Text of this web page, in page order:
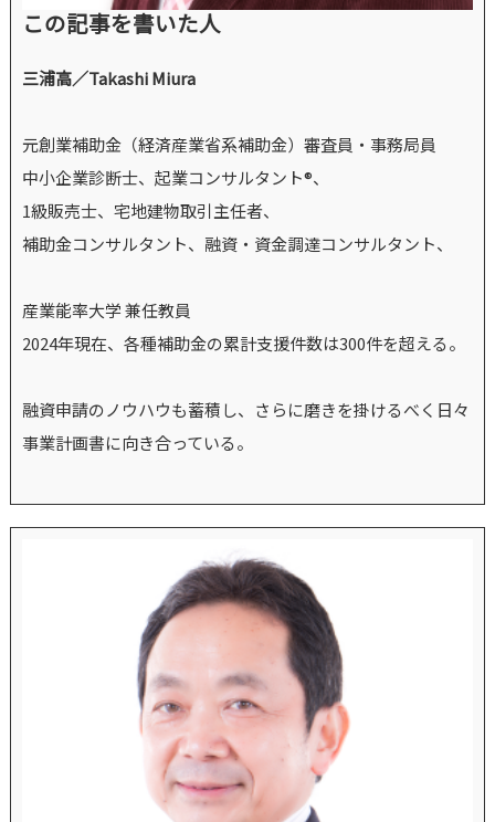
この記事を書いた人
三浦高／Takashi Miura
元創業補助金（経済産業省系補助金）審査員・事務局員
中小企業診断士、起業コンサルタント®、
1級販売士、宅地建物取引主任者、
補助金コンサルタント、融資・資金調達コンサルタント、
産業能率大学 兼任教員
2024年現在、各種補助金の累計支援件数は300件を超える。
融資申請のノウハウも蓄積し、さらに磨きを掛けるべく日々
事業計画書に向き合っている。